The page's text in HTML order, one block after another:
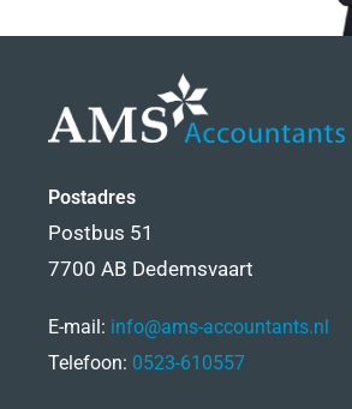
Postadres
Postbus 51
7700 AB Dedemsvaart
E-mail: info@ams-accountants.nl
Telefoon: 0523-610557